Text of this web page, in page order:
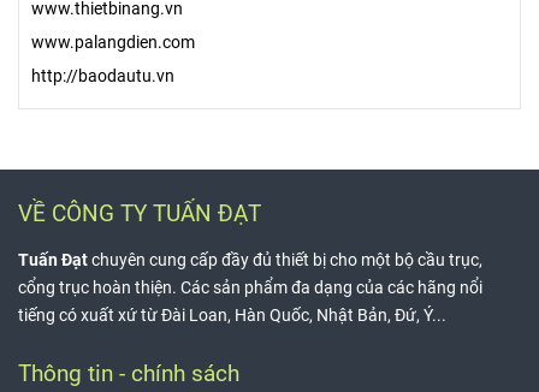
www.thietbinang.vn
www.palangdien.com
http://baodautu.vn
VỀ CÔNG TY TUẤN ĐẠT
Tuấn Đạtchuyên cung cấp đầy đủ thiết bị cho một bộ cầu trục,
cổng trục hoàn thiện. Các sản phẩm đa dạng của các hãng nổi
tiếng có xuất xứ từ Đài Loan, Hàn Quốc, Nhật Bản, Đứ, Ý...
Thông tin - chính sách